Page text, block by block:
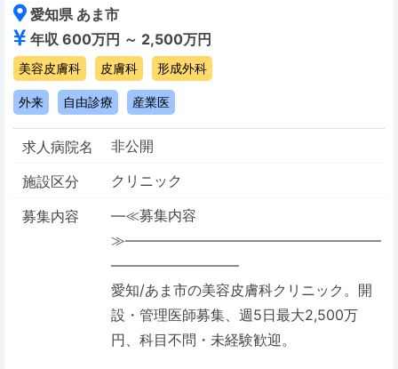
愛知県 あま市
年収 600万円 ～ 2,500万円
美容皮膚科 皮膚科 形成外科
外来 自由診療 産業医
求人病院名
非公開
施設区分
クリニック
募集内容
―≪募集内容
≫――――――――――――――――――
―――――――――
愛知/あま市の美容皮膚科クリニック。開
設・管理医師募集、週5日最大2,500万
円、科目不問・未経験歓迎。